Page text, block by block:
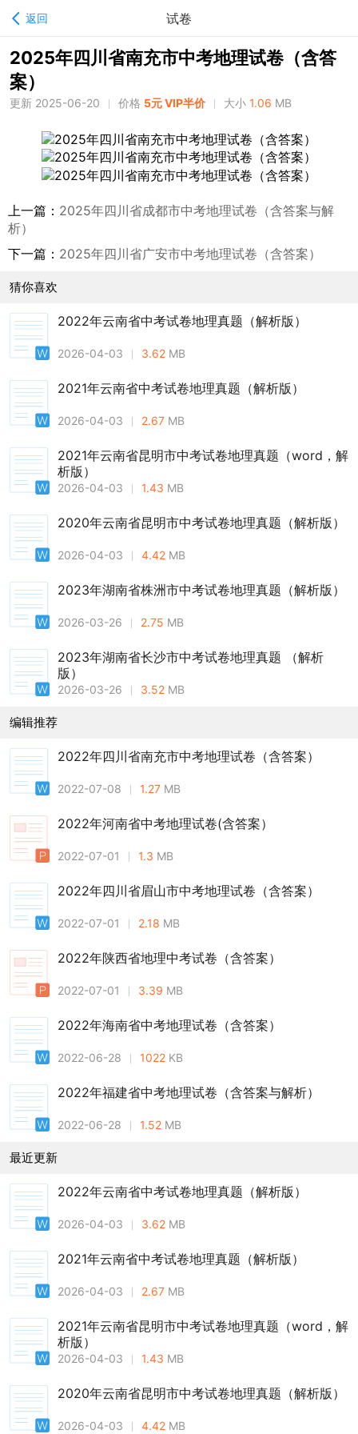
返回 试卷
2025年四川省南充市中考地理试卷（含答
案）
更新 2025-06-20 价格 5元 VIP半价 大小 1.06 MB
上一篇： 2025年四川省成都市中考地理试卷（含答案与解
析）
下一篇： 2025年四川省广安市中考地理试卷（含答案）
猜你喜欢
2022年云南省中考试卷地理真题（解析版）
2026-04-03 3.62 MB
2021年云南省中考试卷地理真题（解析版）
2026-04-03 2.67 MB
2021年云南省昆明市中考试卷地理真题（word，解
析版）
2026-04-03 1.43 MB
2020年云南省昆明市中考试卷地理真题（解析版）
2026-04-03 4.42 MB
2023年湖南省株洲市中考试卷地理真题（解析版）
2026-03-26 2.75 MB
2023年湖南省长沙市中考试卷地理真题 （解析
版）
2026-03-26 3.52 MB
编辑推荐
2022年四川省南充市中考地理试卷（含答案）
2022-07-08 1.27 MB
2022年河南省中考地理试卷(含答案）
2022-07-01 1.3 MB
2022年四川省眉山市中考地理试卷（含答案）
2022-07-01 2.18 MB
2022年陕西省地理中考试卷（含答案）
2022-07-01 3.39 MB
2022年海南省中考地理试卷（含答案）
2022-06-28 1022 KB
2022年福建省中考地理试卷（含答案与解析）
2022-06-28 1.52 MB
最近更新
2022年云南省中考试卷地理真题（解析版）
2026-04-03 3.62 MB
2021年云南省中考试卷地理真题（解析版）
2026-04-03 2.67 MB
2021年云南省昆明市中考试卷地理真题（word，解
析版）
2026-04-03 1.43 MB
2020年云南省昆明市中考试卷地理真题（解析版）
2026-04-03 4.42 MB